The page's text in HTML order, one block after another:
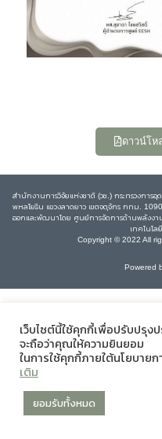
ดาวน์โห
สำนักงานการวิจัยแห่งชาติ (วช.) กระทรวงกา
พหลโยธิน แขวงลาดยาว เขตจตุจักร กทม.
ออกและพัฒนาโดย ศูนย์การจัดการด้านพลังงา
เทคโนโล
Copyright © 2022 All
Powered
เว็บไซต์นี้ใช้คุกกี้เพื่อปรับปรุง
จะถือว่าคุณให้ความยินยอม
ในการใช้คุกกี้ภายใต้นโยบายก
เติม
ยอมรับทั้งหมด